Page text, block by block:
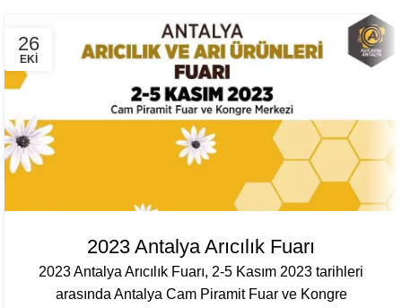
26
EKI
2023 Antalya Arıcılık Fuarı
2023 Antalya Arıcılık Fuarı, 2-5 Kasım 2023 tarihleri
arasında Antalya Cam Piramit Fuar ve Kongre